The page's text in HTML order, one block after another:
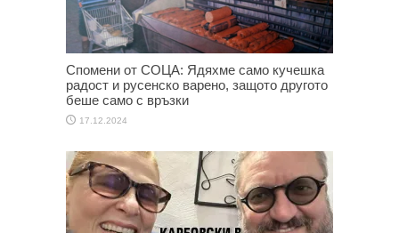
Спомени от СОЦА: Ядяхме само кучешка
радост и русенско варено, защото другото
беше само с връзки
17.12.2024